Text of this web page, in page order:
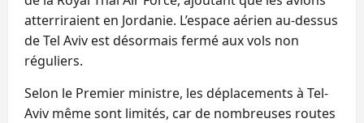
atterriraient en Jordanie. L’espace aérien au-dessus
de Tel Aviv est désormais fermé aux vols non
réguliers.
Selon le Premier ministre, les déplacements à Tel-
Aviv même sont limités, car de nombreuses routes